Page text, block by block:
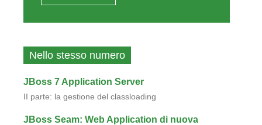
Nello stesso numero
JBoss 7 Application Server
II parte: la gestione del classloading
JBoss Seam: Web Application di nuova